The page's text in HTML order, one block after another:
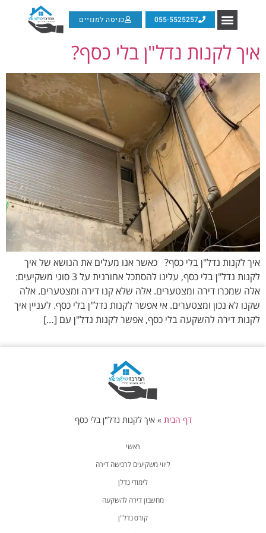
055-5525257 כניסה למנויים
איך לקנות נדל"ן בלי כסף?
איך לקנות נדל"ן בלי כסף? כאשר אנו מעלים את הנושא של איך
לקנות נדל"ן בלי כסף, עלינו להסתכל אחורנית על 3 סוגי משקיעים:
אלה שמכרו דירה ומצטערים. אלה שלא קנו דירה ומצטערים. אלה
שקנו לא נכון ומצטערים. אי אפשר לקנות נדל"ן בלי כסף. לעניין איך
לקנות דירה להשקעה בלי כסף, אפשר לקנות נדל"ן עם […]
ראשי
ליווי משקיעים לרכישה דירה
לימודי נדלן
מחשבון דירה להשקעה
קורס נדל"ן
דף הבית »איך לקנות נדל"ן בלי כסף